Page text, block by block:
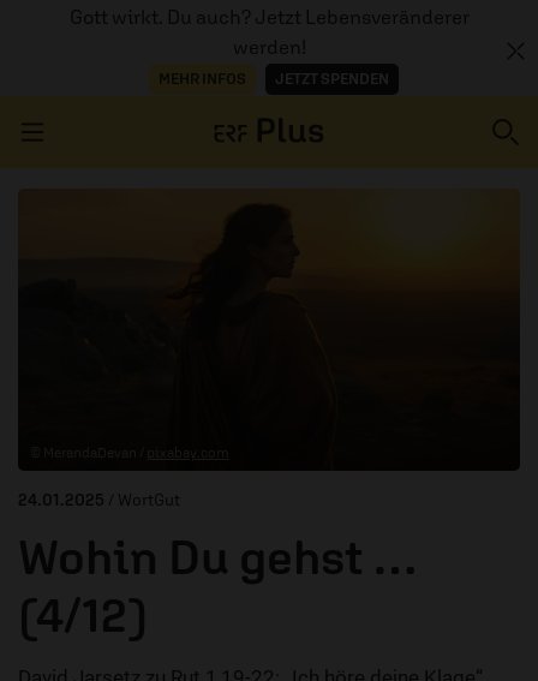
Gott wirkt. Du auch? Jetzt Lebensveränderer
werden!
MEHR INFOS JETZT SPENDEN
24.01.2025 / WortGut
Wohin Du gehst …
(4/12)